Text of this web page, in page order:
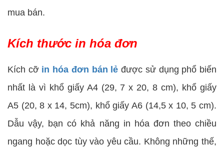
mua bán.
Kích thước in hóa đơn
Kích cỡ in hóa đơn bán lẻ được sử dụng phổ biến
nhất là vì khổ giấy A4 (29, 7 x 20, 8 cm), khổ giấy
A5 (20, 8 x 14, 5cm), khổ giấy A6 (14,5 x 10, 5 cm).
Dẫu vậy, bạn có khả năng in hóa đơn theo chiều
ngang hoặc dọc tùy vào yêu cầu. Không những thế,